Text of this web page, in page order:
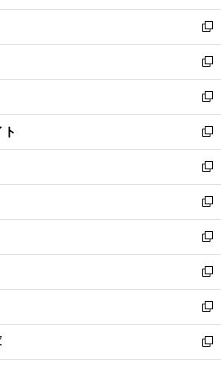
開
く
ウ
で
開
く
ン
ド
ウ
で
開
く
ウ
ィ
ン
ド
ウ
で
開
く
新
し
い
ウ
ィ
ン
ド
ウ
で
開
く
新
し
い
ウ
ィ
ン
ド
ウ
で
開
く
新
し
い
ウ
ィ
ン
ド
ウ
で
開
く
新
し
い
ウ
ィ
ン
ド
ウ
で
開
く
新
し
い
ウ
ィ
ン
ド
ウ
で
開
く
新
し
い
ウ
ィ
ン
ド
ウ
で
開
新
し
い
ウ
ィ
ン
ド
ウ
新
し
い
ウ
ィ
ン
新
し
い
ウ
新
し